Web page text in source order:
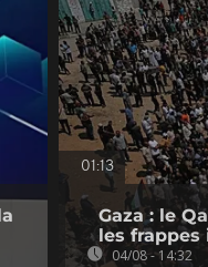
01:13
Gaza : le
les frappes
04/08 - 14:32